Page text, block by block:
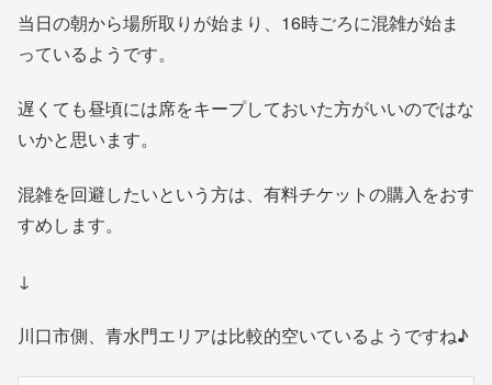
当日の朝から場所取りが始まり、16時ごろに混雑が始ま
っているようです。
遅くても昼頃には席をキープしておいた方がいいのではな
いかと思います。
混雑を回避したいという方は、有料チケットの購入をおす
すめします。
↓
川口市側、青水門エリアは比較的空いているようですね♪